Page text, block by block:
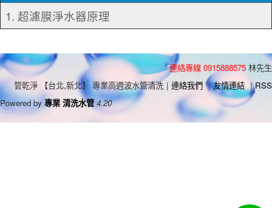
1. 超濾膜淨水器原理
連絡專線 0915888575 林先生
管乾淨 【台北,新北】 專業高週波水管清洗 | 連絡我們 | 友情連結 | RSS
Powered by 專業 清洗水管 4.20